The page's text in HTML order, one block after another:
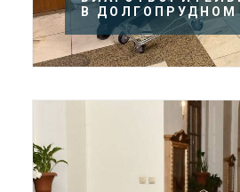
В ДОЛГОПРУДНОМ